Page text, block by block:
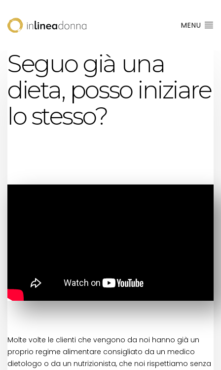
MENU
Seguo già una
dieta, posso iniziare
lo stesso?
Molte volte le clienti che vengono da noi hanno già un
proprio regime alimentare consigliato da un medico
dietologo o da un nutrizionista, che noi rispettiamo senza